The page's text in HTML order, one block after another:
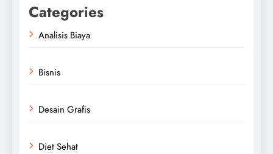
Categories
Analisis Biaya
Bisnis
Desain Grafis
Diet Sehat